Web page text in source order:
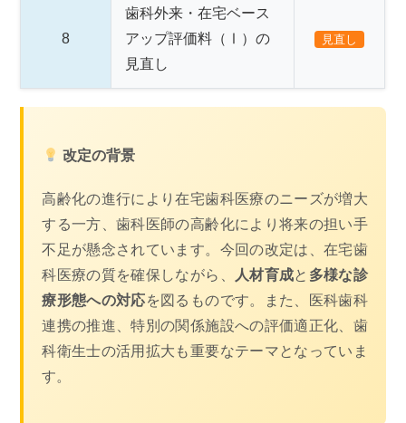
8
歯科外来・在宅ベース
アップ評価料（Ⅰ）の
見直し
見直し
改定の背景
高齢化の進行により在宅歯科医療のニーズが増大
する一方、歯科医師の高齢化により将来の担い手
不足が懸念されています。今回の改定は、在宅歯
科医療の質を確保しながら、
人材育成と 多様な診
療形態への対応を図るものです。また、医科歯科
連携の推進、特別の関係施設への評価適正化、歯
科衛生士の活用拡大も重要なテーマとなっていま
す。